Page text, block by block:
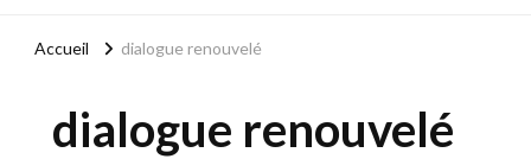
Accueil dialogue renouvelé
dialogue renouvelé